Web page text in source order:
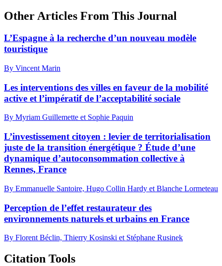
Other Articles From This Journal
L’Espagne à la recherche d’un nouveau modèle
touristique
By Vincent Marin
Les interventions des villes en faveur de la mobilité
active et l’impératif de l’acceptabilité sociale
By Myriam Guillemette et Sophie Paquin
L’investissement citoyen : levier de territorialisation
juste de la transition énergétique ? Étude d’une
dynamique d’autoconsommation collective à
Rennes, France
By Emmanuelle Santoire, Hugo Collin Hardy et Blanche Lormeteau
Perception de l’effet restaurateur des
environnements naturels et urbains en France
By Florent Béclin, Thierry Kosinski et Stéphane Rusinek
Citation Tools